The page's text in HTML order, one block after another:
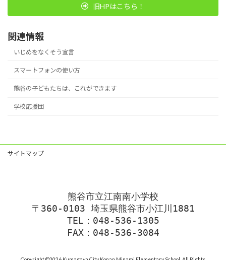
旧HPはこちら！
関連情報
いじめをなくそう宣言
スマートフォンの使い方
熊谷の子どもたちは、これができます
学校応援団
サイトマップ
熊谷市立江南南小学校
〒360-0103 埼玉県熊谷市小江川1881
TEL：048-536-1305
FAX：048-536-3084